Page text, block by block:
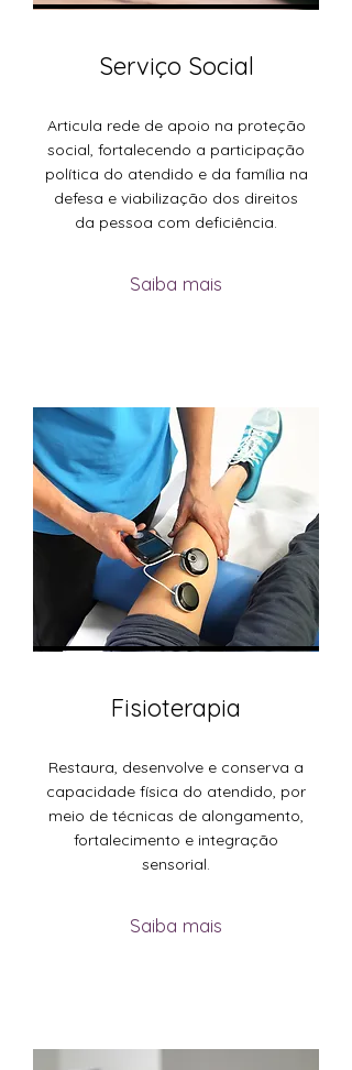
Serviço Social
Articula rede de apoio na proteção
social, fortalecendo a participação
política do atendido e da família na
defesa e viabilização dos direitos
da pessoa com deficiência.
Saiba mais
Fisioterapia
Restaura, desenvolve e conserva a
capacidade física do atendido, por
meio de técnicas de alongamento,
fortalecimento e integração
sensorial.
Saiba mais